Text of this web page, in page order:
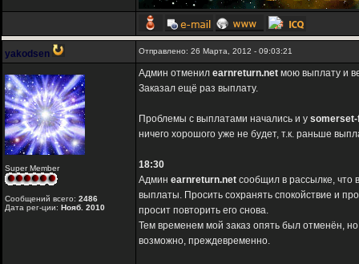
yakodsen Отправлено: 26 Марта, 2012 - 09:03:21
Super Member
Сообщений всего: 2486
Дата рег-ции: Нояб. 2010
Админ отменил earnreturn.net мою выплату и
Заказал ещё раз выплату.
Проблемы с выплатами начались и у
ничего хорошого уже не будет, т.к. раньше
18:30
Админ earnreturn.net сообщил в рассылке, что
выплаты. Просить сохранять спокойствие и
просит повторить его снова.
Тем временем мой заказ опять был отменён,
возможно, преждевременно.